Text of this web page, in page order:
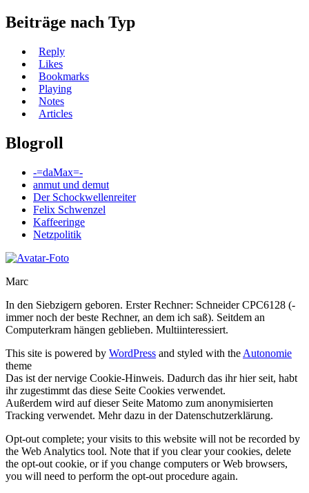
Beiträge nach Typ
Reply
Likes
Bookmarks
Playing
Notes
Articles
Blogroll
-=daMax=-
anmut und demut
Der Schockwellenreiter
Felix Schwenzel
Kaffeeringe
Netzpolitik
Marc
In den Siebzigern geboren. Erster Rechner: Schneider CPC6128 (-
immer noch der beste Rechner, an dem ich saß). Seitdem an
Computerkram hängen geblieben. Multiinteressiert.
This site is powered by WordPress and styled with the Autonomie
theme
Das ist der nervige Cookie-Hinweis. Dadurch das ihr hier seit, habt
ihr zugestimmt das diese Seite Cookies verwendet.
Außerdem wird auf dieser Seite Matomo zum anonymisierten
Tracking verwendet. Mehr dazu in der Datenschutzerklärung.
Opt-out complete; your visits to this website will not be recorded by
the Web Analytics tool. Note that if you clear your cookies, delete
the opt-out cookie, or if you change computers or Web browsers,
you will need to perform the opt-out procedure again.